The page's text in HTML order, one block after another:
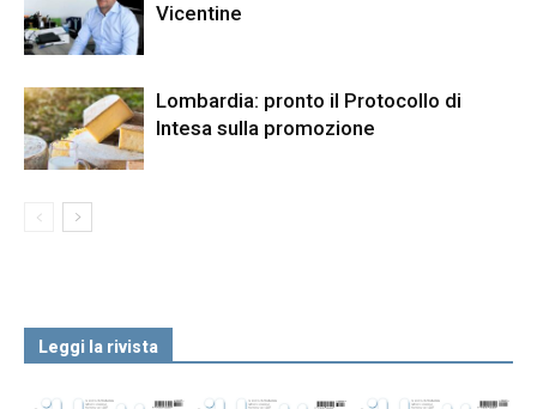
Vicentine
Lombardia: pronto il Protocollo di
Intesa sulla promozione
Leggi la rivista